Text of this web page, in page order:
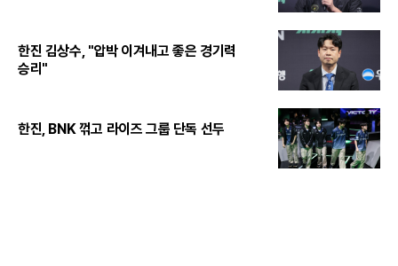
한진 김상수, "압박 이겨내고 좋은 경기력
승리"
한진, BNK 꺾고 라이즈 그룹 단독 선두